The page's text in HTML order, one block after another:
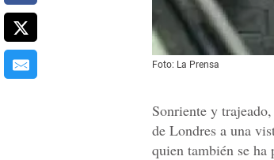
Foto: La Prensa
Sonriente y
de Londres a una
quien también se ha